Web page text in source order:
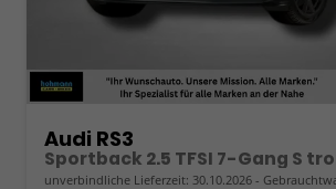
Audi RS3
Sportback 2.5 TFSI 7-Gang S
unverbindliche Lieferzeit: 30.10.2026